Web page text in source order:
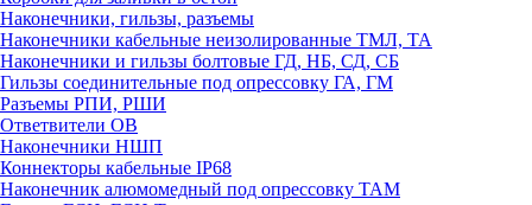
Наконечники, гильзы, разъемы
Наконечники кабельные неизолированные ТМЛ, ТА
Наконечники и гильзы болтовые ГД, НБ, СД, СБ
Гильзы соединительные под опрессовку ГА, ГМ
Разъемы РПИ, РШИ
Ответвители ОВ
Наконечники НШП
Коннекторы кабельные IP68
Наконечник алюмомедный под опрессовку ТАМ